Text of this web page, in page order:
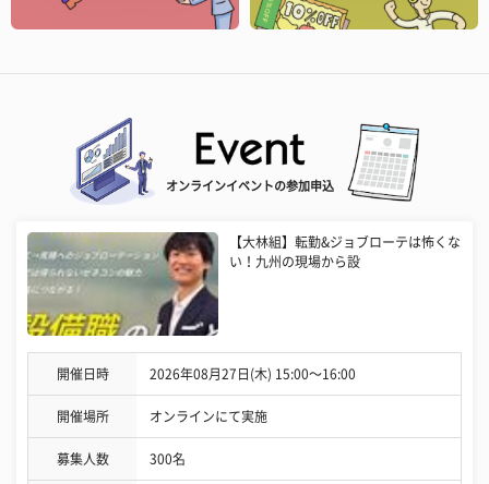
オンラインイベントの参加申込
【大林組】転勤&ジョブローテは怖くな
い！九州の現場から設
開催日時 2026年08月27日(木) 15:00〜16:00
開催場所 オンラインにて実施
募集人数 300名